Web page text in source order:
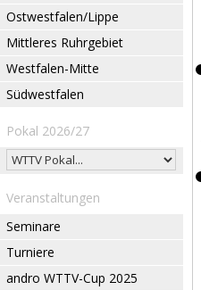
Ostwestfalen/Lippe
Mittleres Ruhrgebiet
Westfalen-Mitte
Südwestfalen
Pokal 2026/27
Veranstaltungen
Seminare
Turniere
andro WTTV-Cup 2025